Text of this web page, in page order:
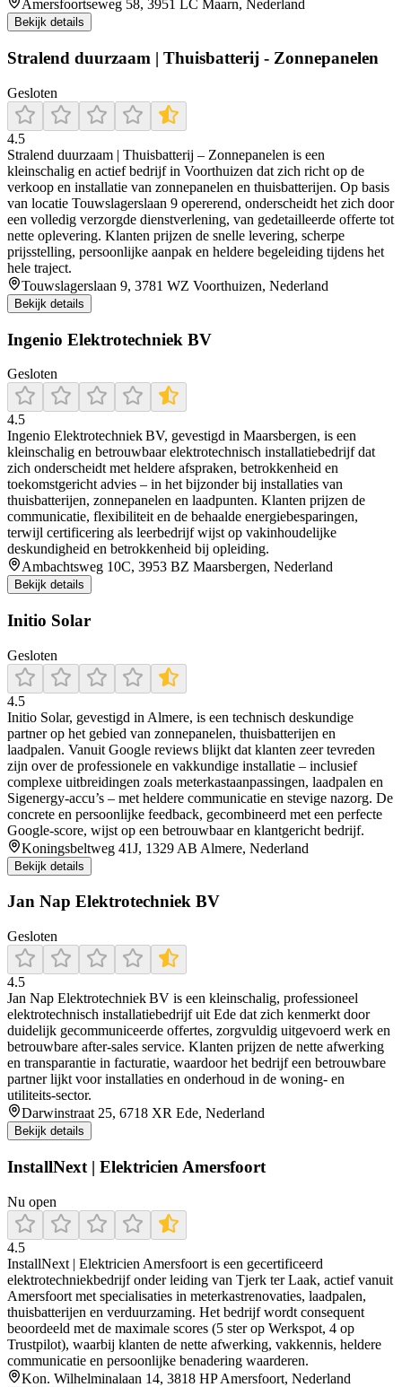
Amersfoortseweg 58, 3951 LC Maarn, Nederland
Bekijk details
Stralend duurzaam | Thuisbatterij - Zonnepanelen
Gesloten
4.5
Stralend duurzaam | Thuisbatterij – Zonnepanelen is een
kleinschalig en actief bedrijf in Voorthuizen dat zich richt op de
verkoop en installatie van zonnepanelen en thuisbatterijen. Op basis
van locatie Touwslagerslaan 9 opererend, onderscheidt het zich door
een volledig verzorgde dienstverlening, van gedetailleerde offerte tot
nette oplevering. Klanten prijzen de snelle levering, scherpe
prijsstelling, persoonlijke aanpak en heldere begeleiding tijdens het
hele traject.
Touwslagerslaan 9, 3781 WZ Voorthuizen, Nederland
Bekijk details
Ingenio Elektrotechniek BV
Gesloten
4.5
Ingenio Elektrotechniek BV, gevestigd in Maarsbergen, is een
kleinschalig en betrouwbaar elektrotechnisch installatiebedrijf dat
zich onderscheidt met heldere afspraken, betrokkenheid en
toekomstgericht advies – in het bijzonder bij installaties van
thuisbatterijen, zonnepanelen en laadpunten. Klanten prijzen de
communicatie, flexibiliteit en de behaalde energiebesparingen,
terwijl certificering als leerbedrijf wijst op vakinhoudelijke
deskundigheid en betrokkenheid bij opleiding.
Ambachtsweg 10C, 3953 BZ Maarsbergen, Nederland
Bekijk details
Initio Solar
Gesloten
4.5
Initio Solar, gevestigd in Almere, is een technisch deskundige
partner op het gebied van zonnepanelen, thuisbatterijen en
laadpalen. Vanuit Google reviews blijkt dat klanten zeer tevreden
zijn over de professionele en vakkundige installatie – inclusief
complexe uitbreidingen zoals meterkastaanpassingen, laadpalen en
Sigenergy-accu’s – met heldere communicatie en stevige nazorg. De
concrete en persoonlijke feedback, gecombineerd met een perfecte
Google-score, wijst op een betrouwbaar en klantgericht bedrijf.
Koningsbeltweg 41J, 1329 AB Almere, Nederland
Bekijk details
Jan Nap Elektrotechniek BV
Gesloten
4.5
Jan Nap Elektrotechniek BV is een kleinschalig, professioneel
elektrotechnisch installatiebedrijf uit Ede dat zich kenmerkt door
duidelijk gecommuniceerde offertes, zorgvuldig uitgevoerd werk en
betrouwbare after‑sales service. Klanten prijzen de nette afwerking
en transparantie in facturatie, waardoor het bedrijf een betrouwbare
partner lijkt voor installaties en onderhoud in de woning- en
utiliteits‑sector.
Darwinstraat 25, 6718 XR Ede, Nederland
Bekijk details
InstallNext | Elektricien Amersfoort
Nu open
4.5
InstallNext | Elektricien Amersfoort is een gecertificeerd
elektrotechniekbedrijf onder leiding van Tjerk ter Laak, actief vanuit
Amersfoort met specialisaties in meterkastrenovaties, laadpalen,
thuisbatterijen en verduurzaming. Het bedrijf wordt consequent
beoordeeld met de maximale scores (5 ster op Werkspot, 4 op
Trustpilot), waarbij klanten de nette afwerking, vakkennis, heldere
communicatie en persoonlijke benadering waarderen.
Kon. Wilhelminalaan 14, 3818 HP Amersfoort, Nederland